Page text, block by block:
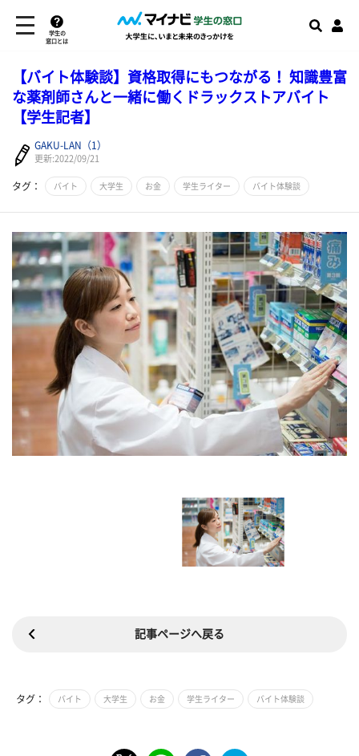
学生の
窓口とは
【バイト体験談】資格取得にもつながる！ 知識豊富
な薬剤師さんと一緒に働くドラックストアバイト
【学生記者】
GAKU-LAN（1）
更新:2022/09/21
タグ： バイト 大学生 お金 学生ライター バイト体験談
記事ページへ戻る
タグ： バイト 大学生 お金 学生ライター バイト体験談